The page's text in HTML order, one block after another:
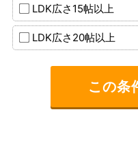
LDK広さ15帖以上
LDK広さ20帖以上